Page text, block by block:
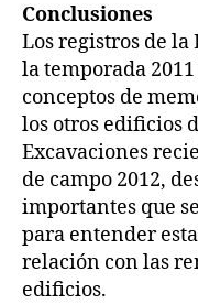
Conclusiones
Los registros de la
la temporada
conceptos de
los otros edificios
Excavaciones
de campo 2012,
importantes que
para entender
relación con las
edificios.